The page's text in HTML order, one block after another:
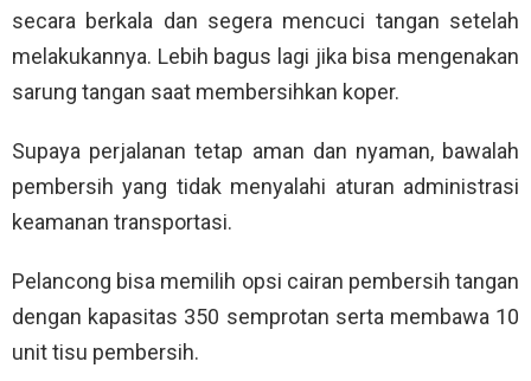
secara berkala dan segera mencuci tangan setelah
melakukannya. Lebih bagus lagi jika bisa mengenakan
sarung tangan saat membersihkan koper.
Supaya perjalanan tetap aman dan nyaman, bawalah
pembersih yang tidak menyalahi aturan administrasi
keamanan transportasi.
Pelancong bisa memilih opsi cairan pembersih tangan
dengan kapasitas 350 semprotan serta membawa 10
unit tisu pembersih.